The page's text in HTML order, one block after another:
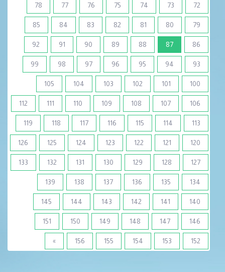
72
73
74
75
76
77
78
79
80
81
82
83
84
85
86
87
(current)
88
89
90
91
92
93
94
95
96
97
98
99
100
101
102
103
104
105
106
107
108
109
110
111
112
113
114
115
116
117
118
119
120
121
122
123
124
125
126
127
128
129
130
131
132
133
134
135
136
137
138
139
140
141
142
143
144
145
146
147
148
149
150
151
152
153
154
155
156
»